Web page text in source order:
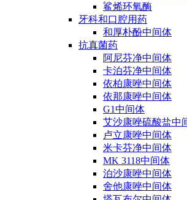
鲨烯环氧酶
牙科和口腔用药
和厚朴酚中间体
抗真菌药
阿尼芬净中间体
卡泊芬净中间体
依柏康唑中间体
依那康唑中间体
G1中间体
艾沙康唑硫酸盐中
卢立康唑中间体
米卡芬净中间体
MK 3118中间体
泊沙康唑中间体
舍他康唑中间体